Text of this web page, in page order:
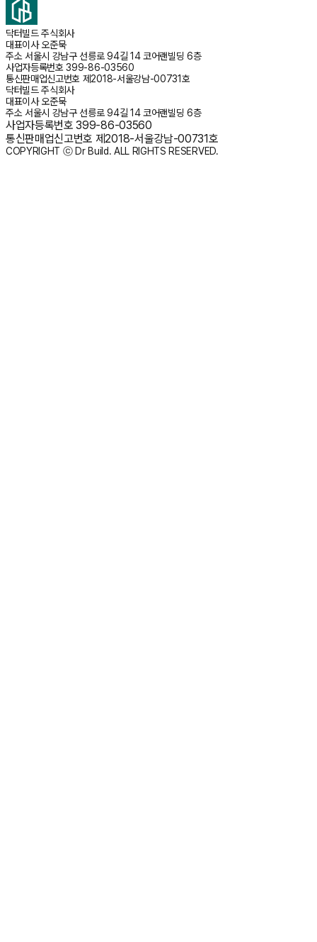
닥터빌드 주식회사
대표이사오준묵
주소 서울시 강남구 선릉로 94길 14 코어랜빌딩 6층
사업자등록번호 399-86-03560
통신판매업신고번호 제2018-서울강남-00731호
닥터빌드 주식회사
대표이사오준묵
주소 서울시 강남구 선릉로 94길 14 코어랜빌딩 6층
사업자등록번호 399-86-03560
통신판매업신고번호 제2018-서울강남-00731호
COPYRIGHT ⓒ Dr Build. ALL RIGHTS RESERVED.